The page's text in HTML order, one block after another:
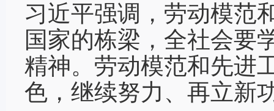
习近平强调，劳动模范
国家的栋梁，全社会要
精神。劳动模范和先进
色，继续努力、再立新